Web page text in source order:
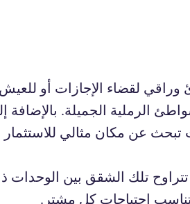
لقضاء الإجازات أو للعيش
الرملية الجميلة. بالإضافة
تبحث عن مكان مثالي
تلك الشقق بين الوحدات
احتياجات كل مشترٍ.